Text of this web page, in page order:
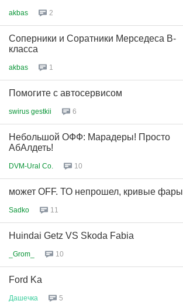
akbas 2
Соперники и Соратники Мерседеса В-
класса
akbas 1
Помогите с автосервисом
swirus gestkii 6
Небольшой ОФФ: Марадеры! Просто
АбАлдеть!
DVM-Ural Co. 10
может OFF. ТО непрошел, кривые фары
Sadko 11
Huindai Getz VS Skoda Fabia
_Grom_ 10
Ford Ka
Дашечка 5